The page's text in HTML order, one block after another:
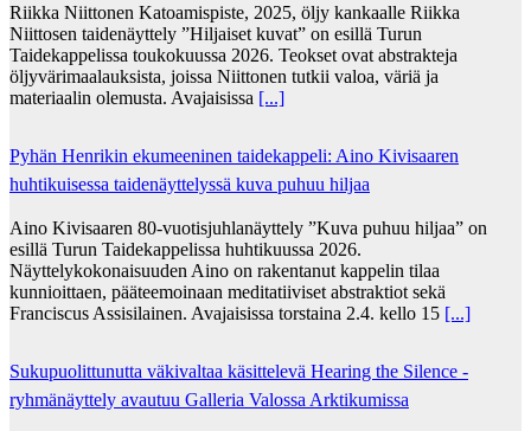
Riikka Niittonen Katoamispiste, 2025, öljy kankaalle Riikka
Niittosen taidenäyttely ”Hiljaiset kuvat” on esillä Turun
Taidekappelissa toukokuussa 2026. Teokset ovat abstrakteja
öljyvärimaalauksista, joissa Niittonen tutkii valoa, väriä ja
materiaalin olemusta. Avajaisissa [...]
Pyhän Henrikin ekumeeninen taidekappeli: Aino Kivisaaren
huhtikuisessa taidenäyttelyssä kuva puhuu hiljaa
Aino Kivisaaren 80-vuotisjuhlanäyttely ”Kuva puhuu hiljaa” on
esillä Turun Taidekappelissa huhtikuussa 2026.
Näyttelykokonaisuuden Aino on rakentanut kappelin tilaa
kunnioittaen, pääteemoinaan meditatiiviset abstraktiot sekä
Franciscus Assisilainen. Avajaisissa torstaina 2.4. kello 15 [...]
Sukupuolittunutta väkivaltaa käsittelevä Hearing the Silence -
ryhmänäyttely avautuu Galleria Valossa Arktikumissa